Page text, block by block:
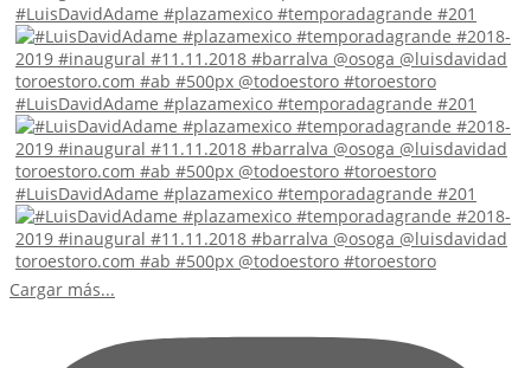
#LuisDavidAdame #plazamexico #temporadagrande #201
#LuisDavidAdame #plazamexico #temporadagrande #201
#LuisDavidAdame #plazamexico #temporadagrande #201
Cargar más...